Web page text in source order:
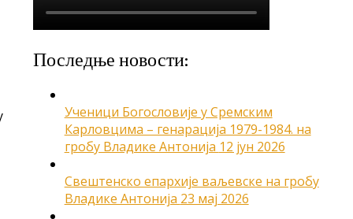
Последње новости:
Ученици Богословије у Сремским
Карловцима – генарација 1979-1984. на
гробу Владике Антонија 12 јун 2026
Свештенско епархије ваљевске на гробу
Владике Антонија 23 мај 2026